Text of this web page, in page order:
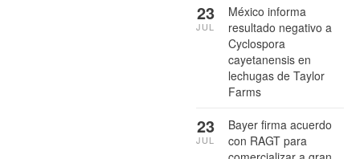
México informa
resultado negativo a
Cyclospora
cayetanensis en
lechugas de Taylor
Farms
23
JUL
Bayer firma acuerdo
con RAGT para
23
JUL